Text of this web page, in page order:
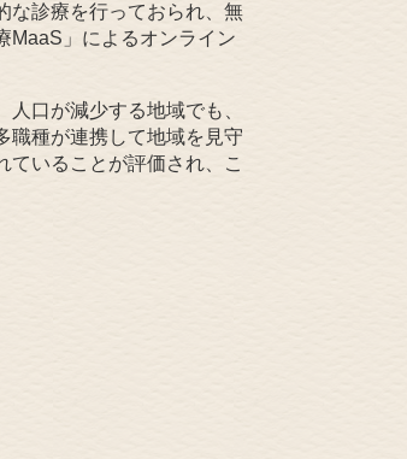
な診療を行っておられ、無
MaaS」によるオンライン
口が減少する地域でも、
職種が連携して地域を見守
ていることが評価され、こ